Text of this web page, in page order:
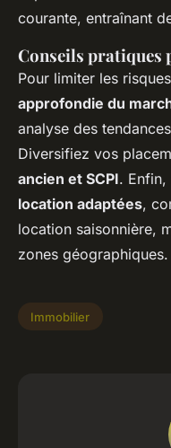
courante, entraînant
Conseils pratiques
Pour limiter les
approfondie du
analyse des
Diversifiez vos
ancien et SCPI.
location adaptées,
location saisonnière,
zones géographiques.
Immobilier